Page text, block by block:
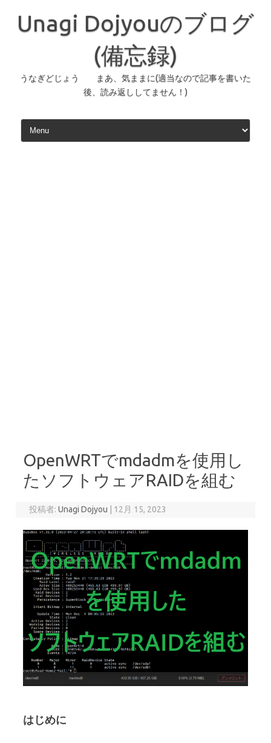
ン
プ
Unagi Dojyouのブログ
(備忘録)
うなぎどじょう まあ、気ままに(適当なので記事を書いた
後、読み返ししてません！)
OpenWRTでmdadmを使用し
たソフトウェアRAIDを組む
投稿者:Unagi Dojyou 12月 15, 2023
はじめに